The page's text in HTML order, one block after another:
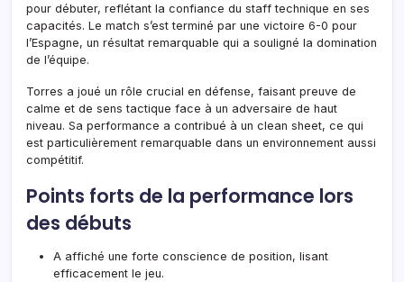
pour débuter, reflétant la confiance du staff technique en ses
capacités. Le match s’est terminé par une victoire 6-0 pour
l’Espagne, un résultat remarquable qui a souligné la domination
de l’équipe.
Torres a joué un rôle crucial en défense, faisant preuve de
calme et de sens tactique face à un adversaire de haut
niveau. Sa performance a contribué à un clean sheet, ce qui
est particulièrement remarquable dans un environnement aussi
compétitif.
Points forts de la performance lors
des débuts
A affiché une forte conscience de position, lisant
efficacement le jeu.